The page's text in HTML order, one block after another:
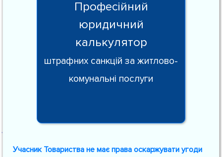
Професійний
юридичний
калькулятор
штрафних санкцій за житлово-
комунальні послуги
Учасник Товариства не має права оскаржувати угоди